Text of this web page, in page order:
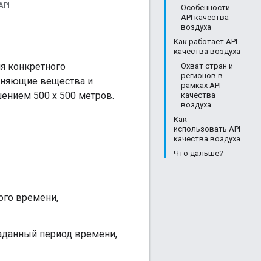
Особенности
API качества
воздуха
Как работает API
качества воздуха
Охват стран и
регионов в
рамках API
качества
воздуха
Как
использовать API
качества воздуха
Что дальше?
конкретного
вещества и
500 x 500 метров.
времени,
период времени,